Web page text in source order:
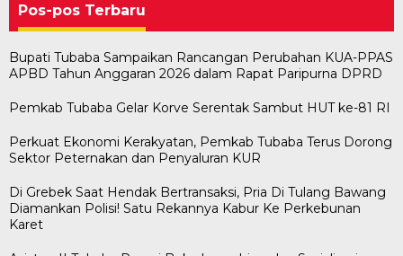
Pos-pos Terbaru
Bupati Tubaba Sampaikan Rancangan Perubahan KUA-PPAS
APBD Tahun Anggaran 2026 dalam Rapat Paripurna DPRD
Pemkab Tubaba Gelar Korve Serentak Sambut HUT ke-81 RI
Perkuat Ekonomi Kerakyatan, Pemkab Tubaba Terus Dorong
Sektor Peternakan dan Penyaluran KUR
Di Grebek Saat Hendak Bertransaksi, Pria Di Tulang Bawang
Diamankan Polisi! Satu Rekannya Kabur Ke Perkebunan
Karet